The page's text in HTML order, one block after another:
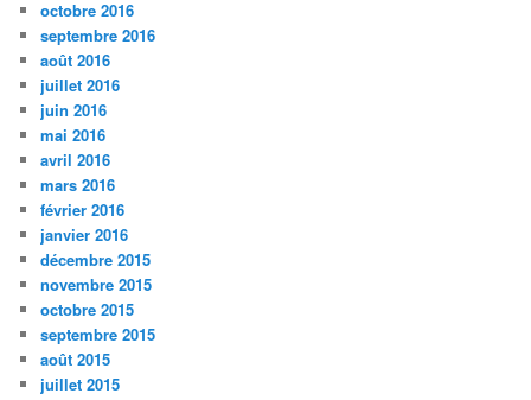
octobre 2016
septembre 2016
août 2016
juillet 2016
juin 2016
mai 2016
avril 2016
mars 2016
février 2016
janvier 2016
décembre 2015
novembre 2015
octobre 2015
septembre 2015
août 2015
juillet 2015